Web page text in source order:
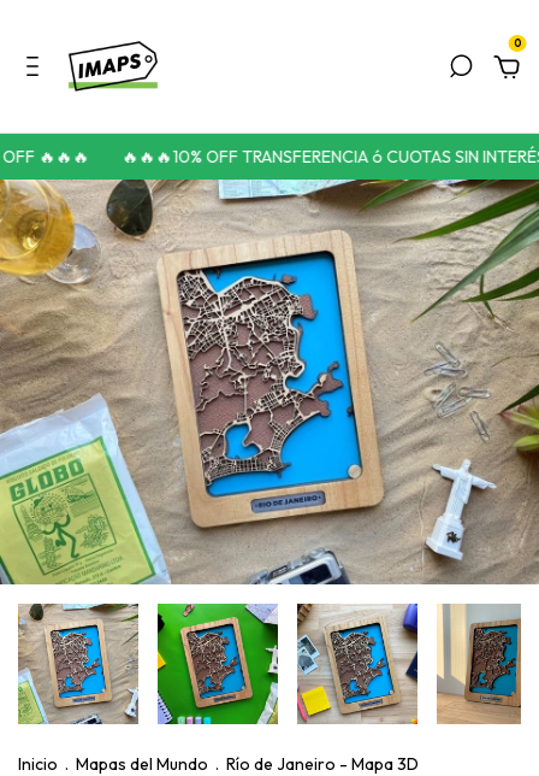
0
🔥🔥🔥 🔥🔥🔥10% OFF TRANSFERENCIA ó CUOTAS SIN
Inicio . Mapas del Mundo . Río de Janeiro - Mapa 3D